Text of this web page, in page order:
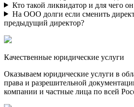
Кто такой ликвидатор и для чего
На ООО долги если сменить
предыдущий директор?
Качественные юридические услуги
Оказываем юридические услуги в
права и разрешительной
компании и частные лица по всей